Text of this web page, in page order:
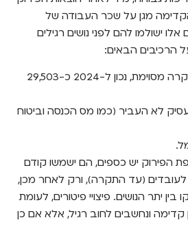
הקדימה מגן על שכר העבודה של
ישולמו להם לפני נושים רגילים
הרכיבים הבאים:
שכר עבודה (עד תקרה מסוימת, נכון ל-2024 כ-29,503
לא העביר (כמו מס הכנסה וביטוח
הפירוק יש כספים, הם ישמשו קודם
(עד התקרה), ורק לאחר מכן,
בין יתר הנושים. פיצויי פיטורים, לעומת
קדימה ונחשבים לחוב רגיל, אלא אם כן